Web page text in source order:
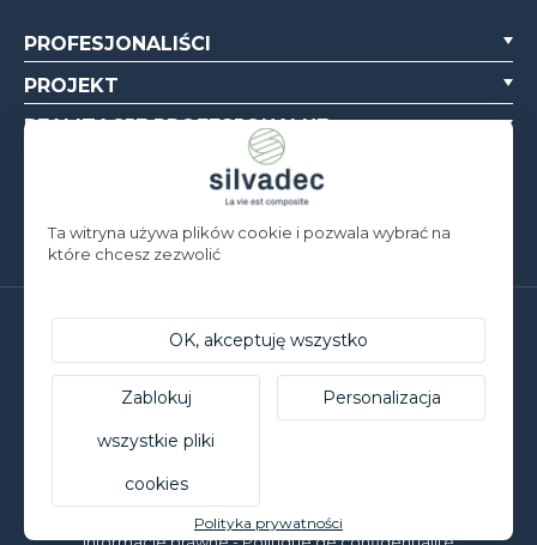
PROFESJONALIŚCI
PROJEKT
REALIZACJE PROFESJONALNE
Silvadec Deutschland
Ludwig-Erhard-Straße 3
D-84069 Schierling | T. +49 9451 9443 500
Silvadec France
Parc d’Activités de l’Estuaire
© Silvadec - Wszelkie prawa zastrzeżone - Zdjęcia nieobjęte
Ta witryna używa plików cookie i pozwala wybrać na
które chcesz zezwolić
OK, akceptuję wszystko
Zablokuj
wszystkie pliki
cookies
Personalizacja
Polityka prywatności